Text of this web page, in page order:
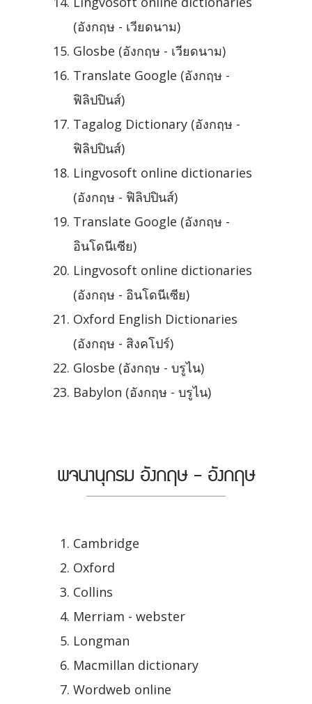
(อังกฤษ - เวียดนาม)
Glosbe (อังกฤษ - เวียดนาม)
Translate Google (อังกฤษ -
ฟิลิปปินส์)
Tagalog Dictionary (อังกฤษ -
ฟิลิปปินส์)
Lingvosoft online dictionaries
(อังกฤษ - ฟิลิปปินส์)
Translate Google (อังกฤษ -
อินโดนีเซีย)
Lingvosoft online dictionaries
(อังกฤษ - อินโดนีเซีย)
Oxford English Dictionaries
(อังกฤษ - สิงคโปร์)
Glosbe (อังกฤษ - บรูไน)
Babylon (อังกฤษ - บรูไน)
พจนานุกรม อังกฤษ - อังกฤษ
Cambridge
Oxford
Collins
Merriam - webster
Longman
Macmillan dictionary
Wordweb online